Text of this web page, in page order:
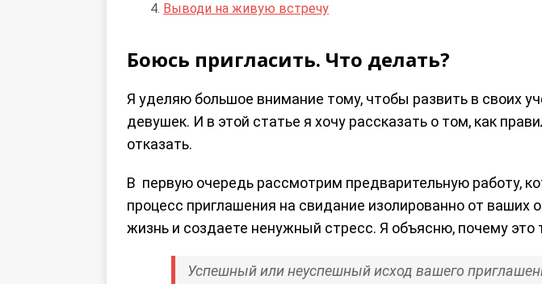
Выводи на живую встречу
Боюсь пригласить. Что делать?
Я уделяю большое внимание тому, чтобы развить в своих
девушек. И в этой статье я хочу рассказать о том, как
отказать.
В первую очередь рассмотрим предварительную работу,
процесс приглашения на свидание изолированно от
жизнь и создаете ненужный стресс. Я объясню, почему это
Успешный или неуспешный исход вашего